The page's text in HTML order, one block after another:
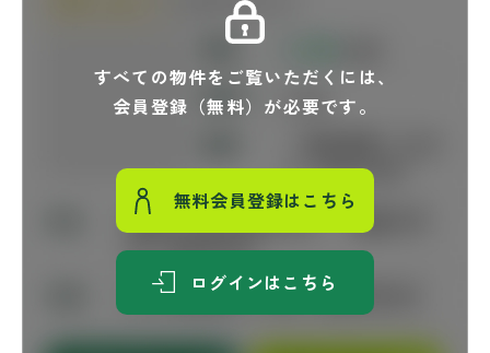
すべての物件をご覧いただくには、
会員登録（無料）が必要です。
無料会員登録はこちら
ログインはこちら